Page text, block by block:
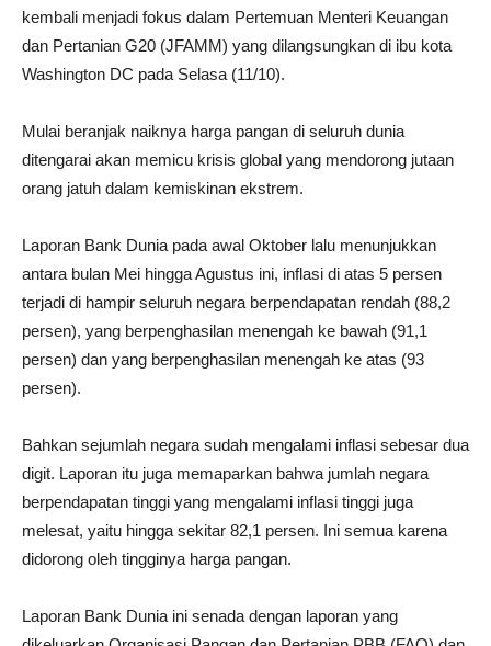
kembali menjadi fokus dalam Pertemuan Menteri Keuangan
dan Pertanian G20 (JFAMM) yang dilangsungkan di ibu kota
Washington DC pada Selasa (11/10).
Mulai beranjak naiknya harga pangan di seluruh dunia
ditengarai akan memicu krisis global yang mendorong jutaan
orang jatuh dalam kemiskinan ekstrem.
Laporan Bank Dunia pada awal Oktober lalu menunjukkan
antara bulan Mei hingga Agustus ini, inflasi di atas 5 persen
terjadi di hampir seluruh negara berpendapatan rendah (88,2
persen), yang berpenghasilan menengah ke bawah (91,1
persen) dan yang berpenghasilan menengah ke atas (93
persen).
Bahkan sejumlah negara sudah mengalami inflasi sebesar dua
digit. Laporan itu juga memaparkan bahwa jumlah negara
berpendapatan tinggi yang mengalami inflasi tinggi juga
melesat, yaitu hingga sekitar 82,1 persen. Ini semua karena
didorong oleh tingginya harga pangan.
Laporan Bank Dunia ini senada dengan laporan yang